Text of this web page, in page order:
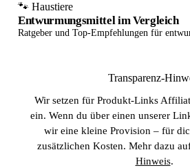
🐾 Haustiere
Entwurmungsmittel im Vergleich
Ratgeber und Top-Empfehlungen für
Transparenz-
Wir setzen für Produkt-Links
ein. Wenn du über einen unserer
wir eine kleine Provision – für
zusätzlichen Kosten. Mehr dazu
Hinweis.